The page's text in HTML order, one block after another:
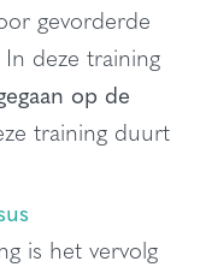
gevorderde
deze training
op de
training duurt
is het vervolg